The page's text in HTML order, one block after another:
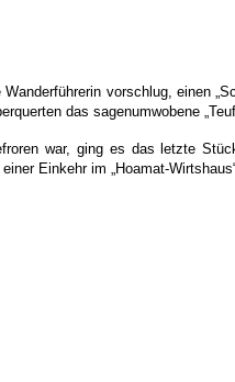
vorschlug, einen
das sagenumwobene
war, ging es das letzte
Einkehr im „Hoamat-